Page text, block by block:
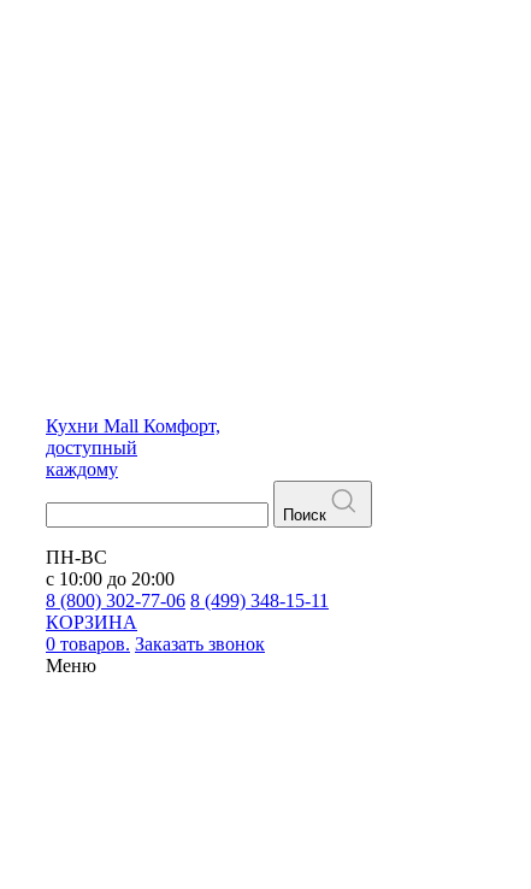
Кухни Mall Комфорт,
доступный
каждому
Поиск
ПН-ВС
с 10:00 до 20:00
8 (800) 302-77-06 8 (499) 348-15-11
КОРЗИНА
0 товаров. Заказать звонок
Меню